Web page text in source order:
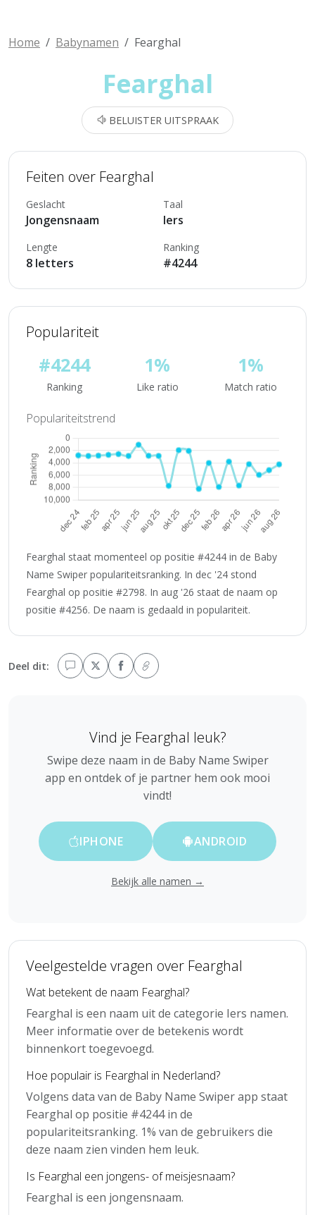
Home Babynamen Fearghal
Fearghal
BELUISTER UITSPRAAK
Feiten over Fearghal
Geslacht
Jongensnaam
Taal
Iers
Lengte
8 letters
Ranking
#4244
Populariteit
#4244
Ranking
1%
Like ratio
1%
Match ratio
Populariteitstrend
Fearghal staat momenteel op positie #4244 in de Baby
Name Swiper populariteitsranking. In dec '24 stond
Fearghal op positie #2798. In aug '26 staat de naam op
positie #4256. De naam is gedaald in populariteit.
Deel dit:
Vind je Fearghal leuk?
Swipe deze naam in de Baby Name Swiper
app en ontdek of je partner hem ook mooi
vindt!
IPHONE ANDROID
Bekijk alle namen →
Veelgestelde vragen over Fearghal
Wat betekent de naam Fearghal?
Fearghal is een naam uit de categorie Iers namen.
Meer informatie over de betekenis wordt
binnenkort toegevoegd.
Hoe populair is Fearghal in Nederland?
Volgens data van de Baby Name Swiper app staat
Fearghal op positie #4244 in de
populariteitsranking. 1% van de gebruikers die
deze naam zien vinden hem leuk.
Is Fearghal een jongens- of meisjesnaam?
Fearghal is een jongensnaam.